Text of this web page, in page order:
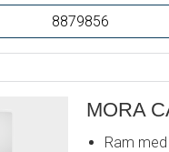
8879856
MORA
Ram